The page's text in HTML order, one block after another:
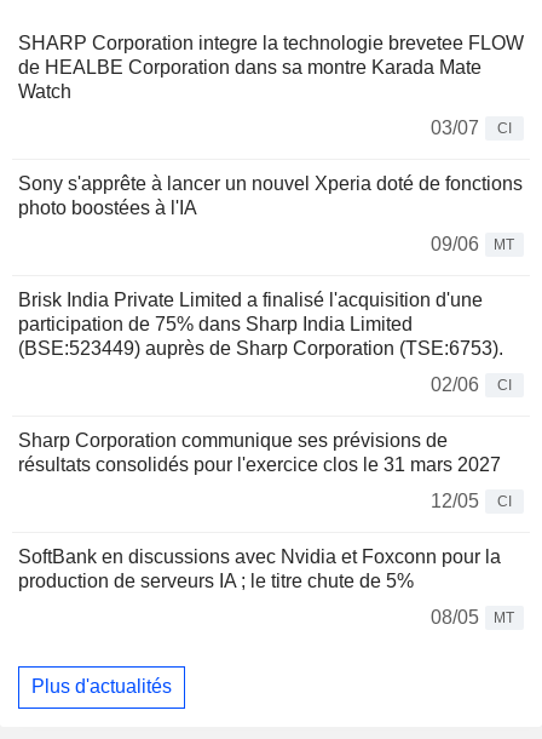
SHARP Corporation integre la technologie brevetee FLOW
de HEALBE Corporation dans sa montre Karada Mate
Watch
03/07
CI
Sony s'apprête à lancer un nouvel Xperia doté de fonctions
photo boostées à l'IA
09/06
MT
Brisk India Private Limited a finalisé l'acquisition d'une
participation de 75% dans Sharp India Limited
(BSE:523449) auprès de Sharp Corporation (TSE:6753).
02/06
CI
Sharp Corporation communique ses prévisions de
résultats consolidés pour l'exercice clos le 31 mars 2027
12/05
CI
SoftBank en discussions avec Nvidia et Foxconn pour la
production de serveurs IA ; le titre chute de 5%
08/05
MT
Plus d'actualités